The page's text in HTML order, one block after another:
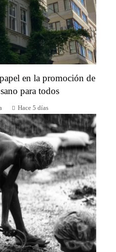
en la promoción de
para todos
Hace 5 días